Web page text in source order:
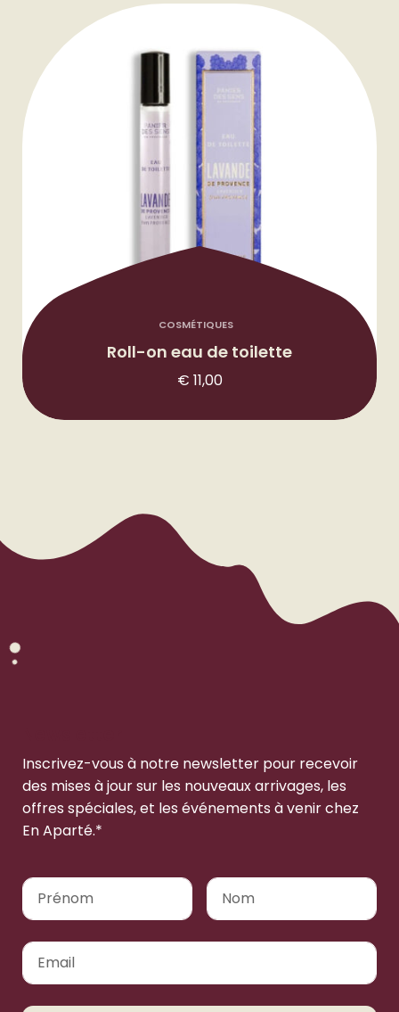
COSMÉTIQUES
Roll-on eau de toilette
€ 11,00
Inscrivez-vous à notre newsletter pour recevoir
des mises à jour sur les nouveaux arrivages, les
offres spéciales, et les événements à venir chez
En Aparté.*